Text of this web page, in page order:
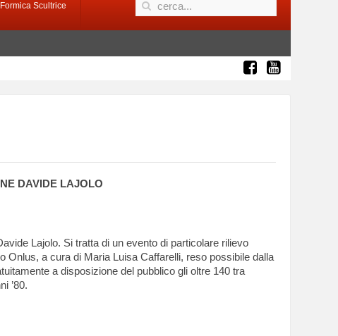
Scultrice
DAVIDE LAJOLO
Lajolo. Si tratta di un evento di particolare rilievo
Onlus, a cura di Maria Luisa Caffarelli, reso possibile dalla
a disposizione del pubblico gli oltre 140 tra
’80.